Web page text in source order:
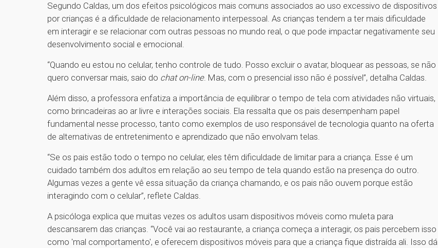
Segundo Caldas, um dos efeitos psicológicos mais comuns associados ao uso excessivo de dispositivos
por crianças é a dificuldade de relacionamento interpessoal. As crianças tendem a ter mais dificuldade
em interagir e se relacionar com outras pessoas no mundo real, o que pode impactar negativamente seu
desenvolvimento social e emocional.
“Quando eu estou no celular, tenho controle de tudo. Posso excluir o avatar, bloquear as pessoas, se não
quero conversar mais, saio do chat on-line. Mas, com o presencial isso não é possível”, detalha Caldas.
Além disso, a professora enfatiza a importância de equilibrar o tempo de tela com atividades não virtuais,
como brincadeiras ao ar livre e interações sociais. Ela ressalta que os pais desempenham papel
fundamental nesse processo, tanto como exemplos de uso responsável de tecnologia quanto na oferta
de alternativas de entretenimento e aprendizado que não envolvam telas.
“Se os pais estão todo o tempo no celular, eles têm dificuldade de limitar para a criança. Esse é um
cuidado também dos adultos em relação ao seu tempo de tela quando estão na presença do outro.
Algumas vezes a gente vê essa situação da criança chamando, e os pais não ouvem porque estão
interagindo com o celular”, reflete Caldas.
A psicóloga explica que muitas vezes os adultos usam dispositivos móveis como muleta para
descansarem das crianças. “Você vai ao restaurante, a criança começa a interagir, os pais percebem isso
como 'mal comportamento', e oferecem dispositivos móveis para que a criança fique distraída ali. Isso dá